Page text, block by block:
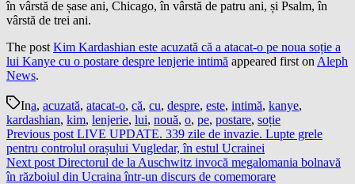
în vârstă de șase ani, Chicago, în vârstă de patru ani, și Psalm, în
vârstă de trei ani.
The post Kim Kardashian este acuzată că a atacat-o pe noua soție a
lui Kanye cu o postare despre lenjerie intimă appeared first on Aleph
News.
Ina, acuzată, atacat-o, că, cu, despre, este, intimă, kanye,
kardashian, kim, lenjerie, lui, nouă, o, pe, postare, soție
Previous post LIVE UPDATE. 339 zile de invazie. Lupte grele
pentru controlul orașului Vugledar, în estul Ucrainei
Next post Directorul de la Auschwitz invocă megalomania bolnavă
în războiul din Ucraina într-un discurs de comemorare